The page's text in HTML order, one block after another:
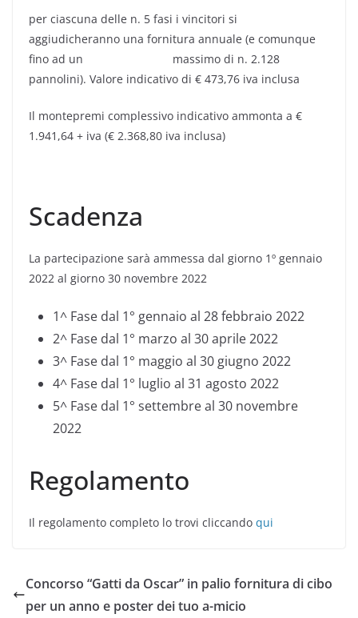
per ciascuna delle n. 5 fasi i vincitori si
aggiudicheranno una fornitura annuale (e comunque
fino ad un massimo di n. 2.128
pannolini). Valore indicativo di € 473,76 iva inclusa
Il montepremi complessivo indicativo ammonta a €
1.941,64 + iva (€ 2.368,80 iva inclusa)
Scadenza
La partecipazione sarà ammessa dal giorno 1º gennaio
2022 al giorno 30 novembre 2022
1^ Fase dal 1° gennaio al 28 febbraio 2022
2^ Fase dal 1° marzo al 30 aprile 2022
3^ Fase dal 1° maggio al 30 giugno 2022
4^ Fase dal 1° luglio al 31 agosto 2022
5^ Fase dal 1° settembre al 30 novembre
2022
Regolamento
Il regolamento completo lo trovi cliccando qui
Concorso “Gatti da Oscar” in palio fornitura di cibo
per un anno e poster dei tuo a-micio